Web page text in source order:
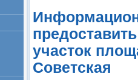
участок
Советская